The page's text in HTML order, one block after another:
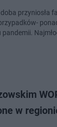
przyniosła
w